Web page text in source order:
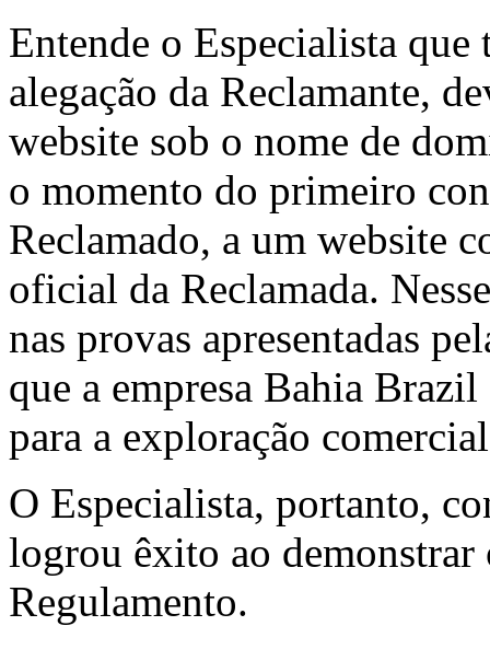
Entende o Especialista que
alegação da Reclamante,
website sob o nome de
o momento do primeiro
Reclamado, a um website
oficial da Reclamada.
nas provas apresentadas
que a empresa Bahia
para a exploração
O Especialista, portanto,
logrou êxito ao
Regulamento.